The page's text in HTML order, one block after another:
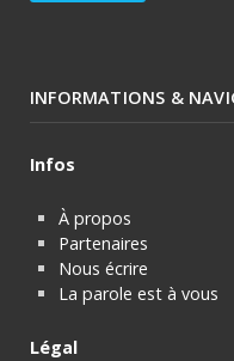
INFORMATIONS &
Infos
À propos
Partenaires
Nous écrire
La parole est à vous
Légal